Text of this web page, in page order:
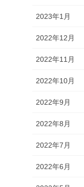
2023年1月
2022年12月
2022年11月
2022年10月
2022年9月
2022年8月
2022年7月
2022年6月